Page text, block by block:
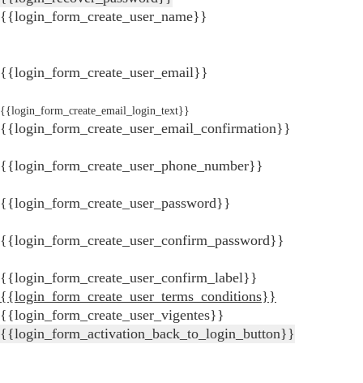
{{login_form_create_user_name}}
{{login_form_create_user_email}}
{{login_form_create_email_login_text}}
{{login_form_create_user_email_confirmation}}
{{login_form_create_user_phone_number}}
{{login_form_create_user_password}}
{{login_form_create_user_confirm_password}}
{{login_form_create_user_confirm_label}}
{{login_form_create_user_terms_conditions}}
{{login_form_create_user_vigentes}}
{{login_form_activation_back_to_login_button}}